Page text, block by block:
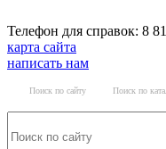
Телефон для справок: 8
карта сайта
написать нам
Поиск по сайту Поиск по